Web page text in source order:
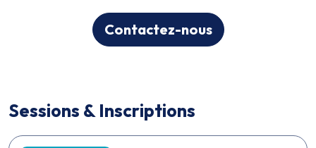
Contactez-nous
Sessions & Inscriptions